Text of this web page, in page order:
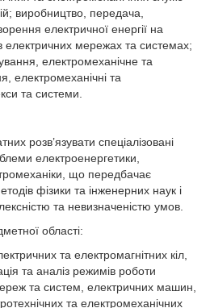
виробництво, передача,
електричної енергії на
електричних мережах та системах;
електромеханічне та
електромеханічні та
та системи.
розв’язувати спеціалізовані
електроенергетики,
що передбачає
фізики та інженерних наук і
та невизначеністю умов.
області:
та електромагнітних кіл,
та аналіз режимів роботи
та систем, електричних машин,
та електромеханічних